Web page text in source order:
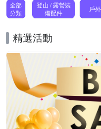
全部
分類
登山 / 露營裝
備配件
戶
精選活動